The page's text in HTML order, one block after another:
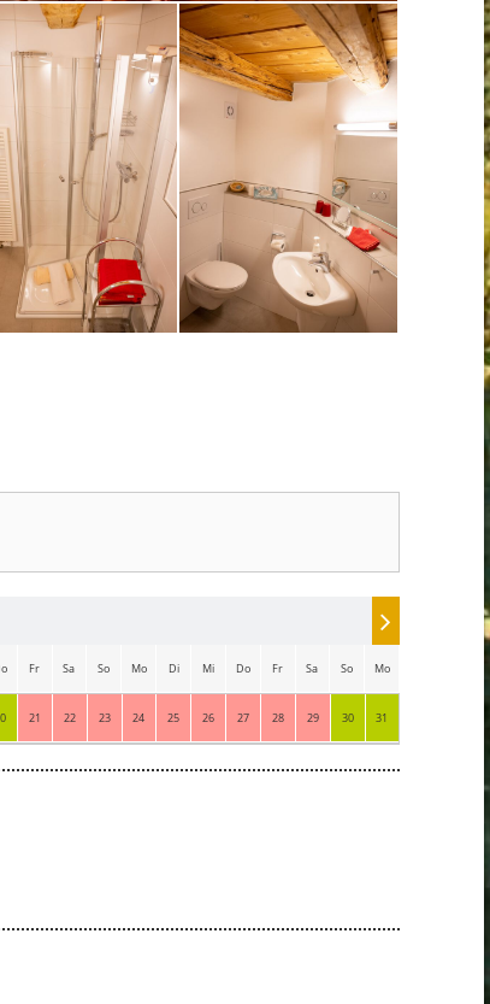
Fr Sa So Mo Di Mi Do Fr Sa So Mo
21 22 23 24 25 26 27 28 29 30 31